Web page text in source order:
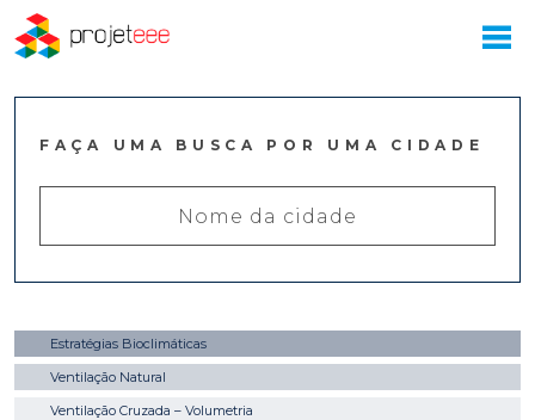
FAÇA UMA BUSCA POR UMA CIDADE
Estratégias Bioclimáticas
Ventilação Natural
Ventilação Cruzada – Volumetria